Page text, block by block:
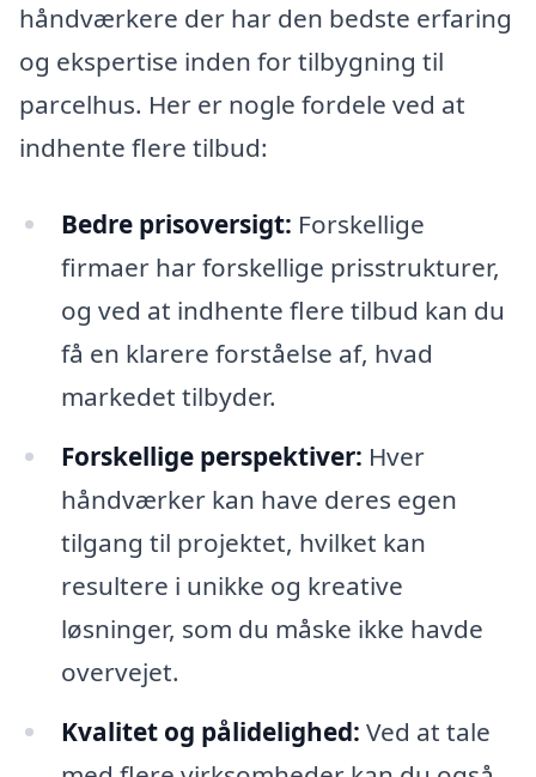
håndværkere der har den bedste erfaring
og ekspertise inden for tilbygning til
parcelhus. Her er nogle fordele ved at
indhente flere tilbud:
Bedre prisoversigt: Forskellige
firmaer har forskellige prisstrukturer,
og ved at indhente flere tilbud kan du
få en klarere forståelse af, hvad
markedet tilbyder.
Forskellige perspektiver: Hver
håndværker kan have deres egen
tilgang til projektet, hvilket kan
resultere i unikke og kreative
løsninger, som du måske ikke havde
overvejet.
Kvalitet og pålidelighed: Ved at tale